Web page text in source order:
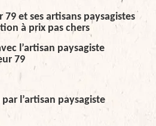
79 et ses artisans paysagistes
à prix pas chers
l’artisan paysagiste
79
l’artisan paysagiste